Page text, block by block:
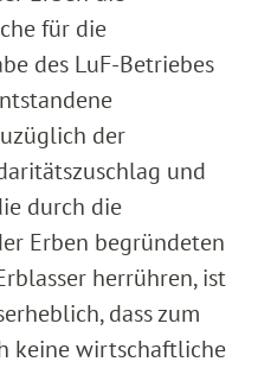
für die
des LuF-Betriebes
der
und
durch die
Erben begründeten
herrühren, ist
dass zum
keine wirtschaftliche